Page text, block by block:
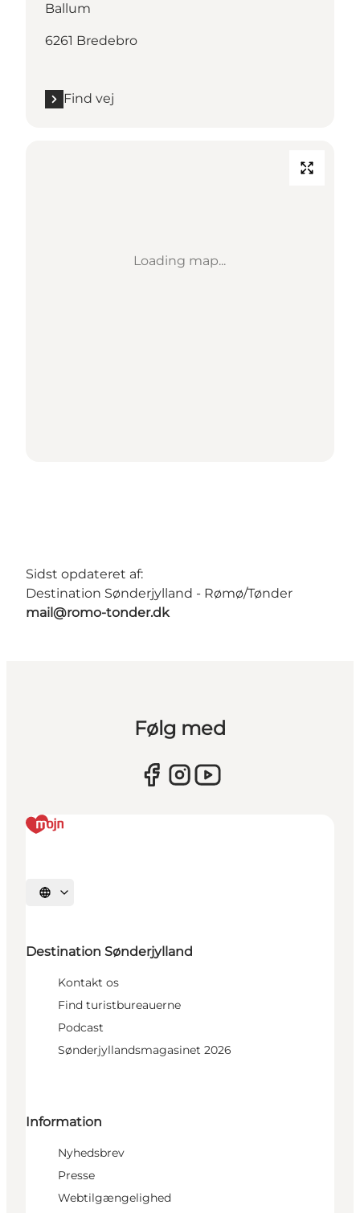
Ballum
6261 Bredebro
Find vej
Loading map...
Sidst opdateret af:
Destination Sønderjylland - Rømø/Tønder
mail@romo-tonder.dk
Følg med
Vælg sprog
Destination Sønderjylland
Kontakt os
Find turistbureauerne
Podcast
Sønderjyllandsmagasinet 2026
Information
Nyhedsbrev
Presse
Webtilgængelighed